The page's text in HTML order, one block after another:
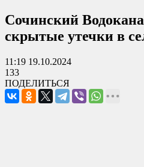
Сочинский
скрытые утечки в
11:19 19.10.2024
133
ПОДЕЛИТЬСЯ